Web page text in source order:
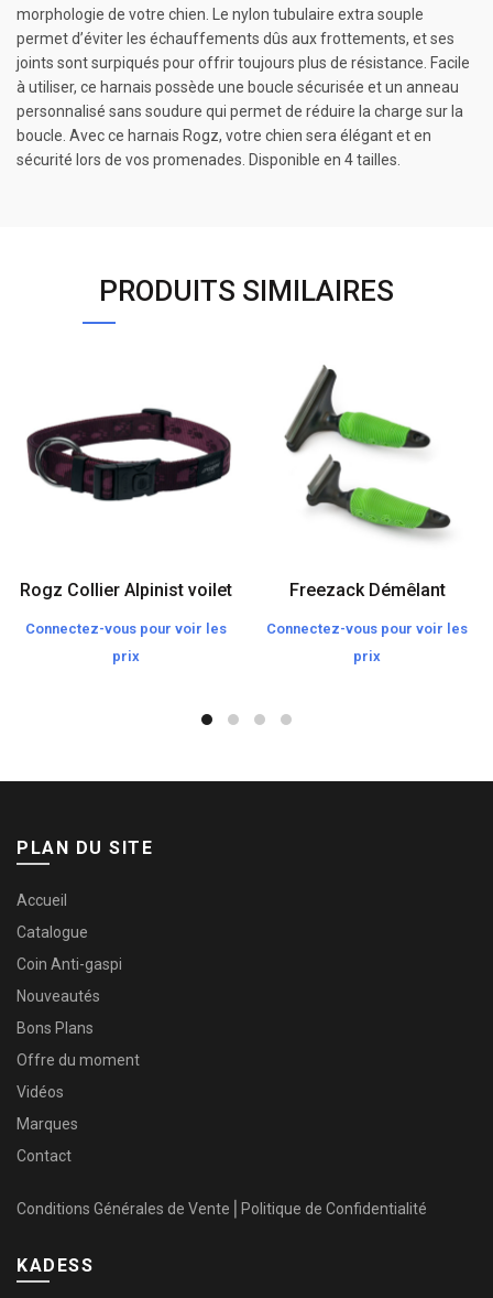
morphologie de votre chien. Le nylon tubulaire extra souple
permet d’éviter les échauffements dûs aux frottements, et ses
joints sont surpiqués pour offrir toujours plus de résistance. Facile
à utiliser, ce harnais possède une boucle sécurisée et un anneau
personnalisé sans soudure qui permet de réduire la charge sur la
boucle. Avec ce harnais Rogz, votre chien sera élégant et en
sécurité lors de vos promenades. Disponible en 4 tailles.
PRODUITS SIMILAIRES
Rogz Collier Alpinist voilet
Connectez-vous pour voir les
prix
Freezack Démêlant
Connectez-vous pour voir les
prix
PLAN DU SITE
Accueil
Catalogue
Coin Anti-gaspi
Nouveautés
Bons Plans
Offre du moment
Vidéos
Marques
Contact
Conditions Générales de Vente Politique de Confidentialité
KADESS